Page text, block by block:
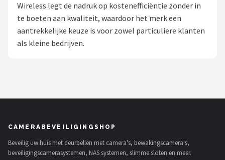
Eufy
Home-Locking
TP-Link
Wireless legt de nadruk op kostenefficiëntie zonder in
te boeten aan kwaliteit, waardoor het merk een
aantrekkelijke keuze is voor zowel particuliere klanten
als kleine bedrijven.
CAMERABEVEILIGINGSHOP
Beveilig uw huis met deurbellen met camera's, bewakingscamera's,
beveiligingscamerasystemen, NAS systemen, slimme sloten en meer.